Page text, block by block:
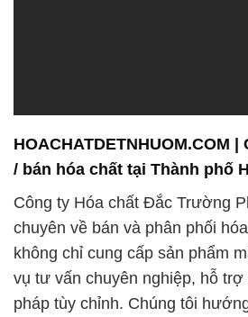
Công ty Hóa chất Đắc Trường
chuyên về bán và phân phối
không chỉ cung cấp sản phẩm
vụ tư vấn chuyên nghiệp, hỗ trợ
pháp tùy chỉnh. Chúng tôi
hành cùng khách hàng trên con
bền vững bằng cách cung cấp
cho dự án của họ.
Khách hàng của chúng tôi